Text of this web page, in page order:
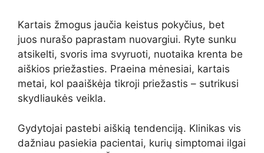
Kartais žmogus jaučia keistus pokyčius, bet
juos nurašo paprastam nuovargiui. Ryte sunku
atsikelti, svoris ima svyruoti, nuotaika krenta be
aiškios priežasties. Praeina mėnesiai, kartais
metai, kol paaiškėja tikroji priežastis – sutrikusi
skydliaukės veikla.
Gydytojai pastebi aiškią tendenciją. Klinikas vis
dažniau pasiekia pacientai, kurių simptomai ilgai